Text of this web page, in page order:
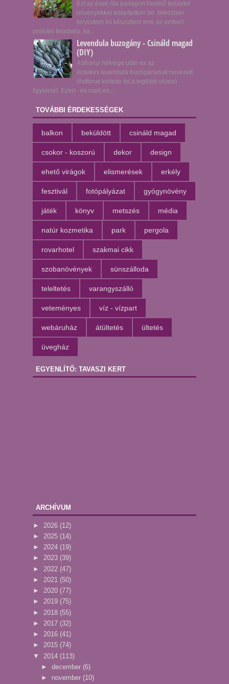
Ezt az évek óta parlagon heverő területet
növényekkel telepítettem be. Miközben
terveztem és készültem erre az embert
próbáló feladatra, ka...
Levendula buzogány - Csináld magad
(DIY)
A tihanyi hétvége után ez az
érdekes levendula buzogánynak nevezett
illatfonat keltette fel a legtöbb olvasó
figyelmét. Ezért - és mert en...
TOVÁBBI ÉRDEKESSÉGEK
balkon beküldött csináld magad
csokor - koszorú dekor design
ehető virágok elismerések erkély
fesztivál fotópályázat gyógynövény
játék könyv metszés média
natúr kozmetika park pergola
rovarhotel szakmai cikk
szobanövények sünszálloda
teleltetés varangyszálló
veteményes víz - vízpart
webáruház átültetés ültetés
üvegház
EGYENLÍTŐ: TAVASZI KERT
ARCHÍVUM
► 2026 (12)
► 2025 (14)
► 2024 (19)
► 2023 (39)
► 2022 (47)
► 2021 (50)
► 2020 (77)
► 2019 (75)
► 2018 (55)
► 2017 (32)
► 2016 (41)
► 2015 (74)
▼ 2014 (113)
► december (6)
► november (10)